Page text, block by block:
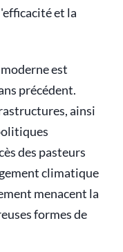
et la
est
précédent.
ainsi
des pasteurs
climatique
menacent la
formes de